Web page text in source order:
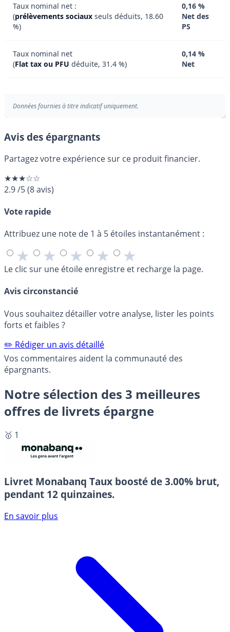
Taux nominal net :
(prélèvements sociaux seuls déduits, 18.60
%)
0,16 %
Net des
PS
Taux nominal net
(Flat tax ou PFU déduite, 31.4 %)
0,14 %
Net
Données fournies à titre indicatif uniquement.
Avis des épargnants
Partagez votre expérience sur ce produit financier.
★★★☆☆
2.9/5(8avis)
Vote rapide
Attribuez une note de 1 à 5 étoiles instantanément :
★ ★ ★ ★ ★
Le clic sur une étoile enregistre et recharge la page.
Avis circonstancié
Vous souhaitez détailler votre analyse, lister les points
forts et faibles ?
✏️ Rédiger un avis détaillé
Vos commentaires aident la communauté des
épargnants.
Notre sélection des 3 meilleures
offres de livrets épargne
🥇 1
Livret Monabanq Taux boosté de 3.00% brut,
pendant 12 quinzaines.
En savoir plus